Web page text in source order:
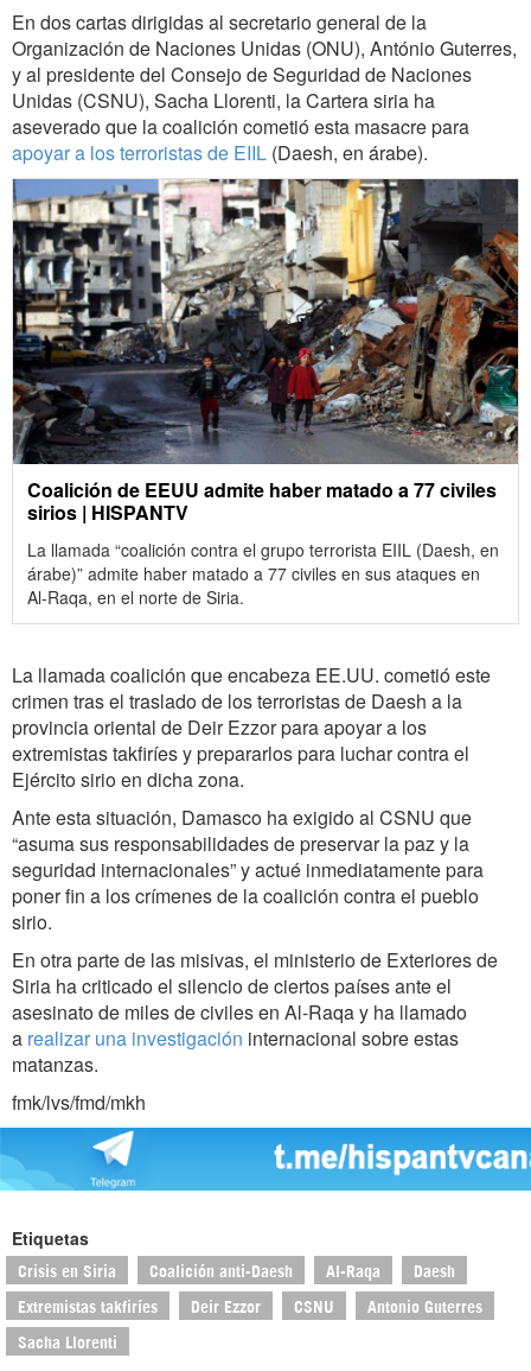
En dos cartas dirigidas al secretario general de la
Organización de Naciones Unidas (ONU), António Guterres,
y al presidente del Consejo de Seguridad de Naciones
Unidas (CSNU), Sacha Llorenti, la Cartera siria ha
aseverado que la coalición cometió esta masacre para
apoyar a los terroristas de EIIL (Daesh, en árabe).
Coalición de EEUU admite haber matado a 77 civiles
sirios | HISPANTV
La llamada “coalición contra el grupo terrorista EIIL (Daesh, en
árabe)” admite haber matado a 77 civiles en sus ataques en
Al-Raqa, en el norte de Siria.
La llamada coalición que encabeza EE.UU. cometió este
crimen tras el traslado de los terroristas de Daesh a la
provincia oriental de Deir Ezzor para apoyar a los
extremistas takfiríes y prepararlos para luchar contra el
Ejército sirio en dicha zona.
Ante esta situación, Damasco ha exigido al CSNU que
“asuma sus responsabilidades de preservar la paz y la
seguridad internacionales” y actué inmediatamente para
poner fin a los crímenes de la coalición contra el pueblo
sirio.
En otra parte de las misivas, el ministerio de Exteriores de
Siria ha criticado el silencio de ciertos países ante el
asesinato de miles de civiles en Al-Raqa y ha llamado
a realizar una investigación internacional sobre estas
matanzas.
fmk/lvs/fmd/mkh
Etiquetas
Crisis en Siria Coalición anti-Daesh Al-Raqa Daesh
Extremistas takfiríes Deir Ezzor CSNU Antonio Guterres
Sacha Llorenti